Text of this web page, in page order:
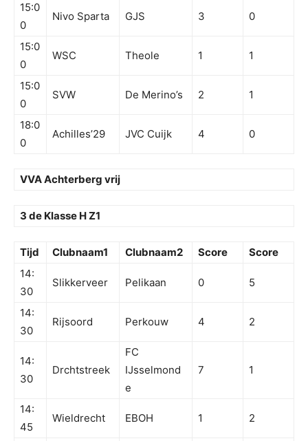
15:0
0
Nivo Sparta GJS 3 0
15:0
0
WSC Theole 1 1
15:0
0
SVW De Merino’s 2 1
18:0
0
Achilles’29 JVC Cuijk 4 0
VVA Achterberg vrij
3 de Klasse H Z1
Tijd Clubnaam1 Clubnaam2 Score
Score
14:
30
Slikkerveer Pelikaan 0 5
14:
30
Rijsoord Perkouw 4 2
14:
30
Drchtstreek
FC
IJsselmond
e
7 1
14:
45
Wieldrecht EBOH 1 2